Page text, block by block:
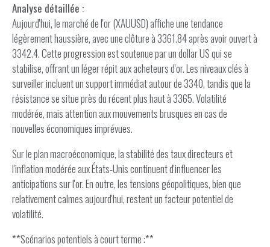
Analyse détaillée :
Aujourd'hui, le marché de l'or (XAUUSD) affiche une tendance
légèrement haussière, avec une clôture à 3361.84 après avoir ouvert à
3342.4. Cette progression est soutenue par un dollar US qui se
stabilise, offrant un léger répit aux acheteurs d'or. Les niveaux clés à
surveiller incluent un support immédiat autour de 3340, tandis que la
résistance se situe près du récent plus haut à 3365. Volatilité
modérée, mais attention aux mouvements brusques en cas de
nouvelles économiques imprévues.
Sur le plan macroéconomique, la stabilité des taux directeurs et
l'inflation modérée aux États-Unis continuent d'influencer les
anticipations sur l'or. En outre, les tensions géopolitiques, bien que
relativement calmes aujourd'hui, restent un facteur potentiel de
volatilité.
**Scénarios potentiels à court terme :**